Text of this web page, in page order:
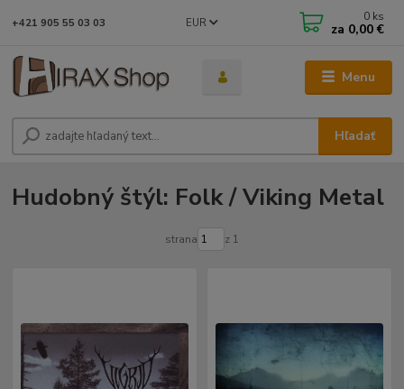
Menu
EUR
Hľadať
+421 905 55 03 03 0 ks
za 0,00 €
Hudobný štýl: Folk / Viking Metal
strana z 1